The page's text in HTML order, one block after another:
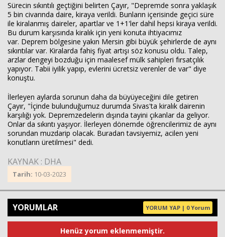
Sürecin sıkıntılı geçtiğini belirten Çayır, "Depremde sonra yaklaşık
5 bin civarında daire, kiraya verildi. Bunların içerisinde geçici süre
ile kiralanmış daireler, apartlar ve 1+1'ler dahil hepsi kiraya verildi.
Bu durum karşısında kiralık için yeni konuta ihtiyacımız
var. Deprem bölgesine yakın Mersin gibi büyük şehirlerde de aynı
sıkıntılar var. Kiralarda fahiş fiyat artışı söz konusu oldu. Talep,
arzlar dengeyi bozduğu için maalesef mülk sahipleri fırsatçılık
yapıyor. Tabii iyilik yapıp, evlerini ücretsiz verenler de var" diye
konuştu.
İlerleyen aylarda sorunun daha da büyüyeceğini dile getiren
Çayır, "İçinde bulunduğumuz durumda Sivas'ta kiralık dairenin
karşılığı yok. Depremzedelerin dışında tayini çıkanlar da geliyor.
Onlar da sıkıntı yaşıyor. İlerleyen dönemde öğrencilerimiz de aynı
sorundan muzdarip olacak. Buradan tavsiyemiz, acilen yeni
konutların üretilmesi" dedi.
KAYNAK : DHA
Tarih: 10-03-2023
YORUMLAR YORUM YAP | 0 Yorum
Henüz yorum eklenmemiştir.